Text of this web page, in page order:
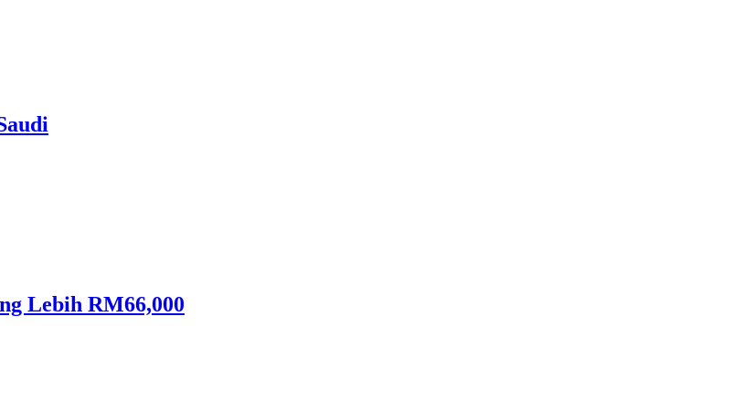
Lebih RM66,000